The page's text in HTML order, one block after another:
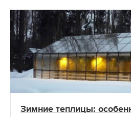
Зимние теплицы: